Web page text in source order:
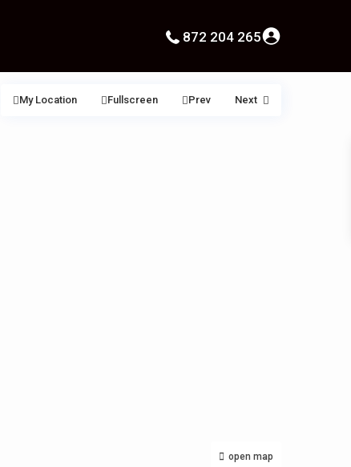
872 204 265
open map
My Location Fullscreen Prev Next